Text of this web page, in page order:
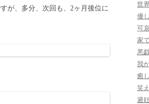
が、多分、次回も、2ヶ月後位に
世
優
可
家
悪
我
癒
笑
避